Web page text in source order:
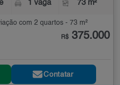
1 vaga 73 m²
com 2 quartos - 73 m²
R$ 375.000
Contatar